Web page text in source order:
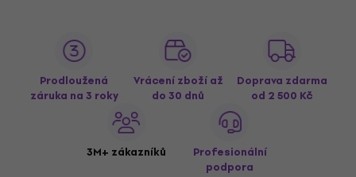
Prodloužená
záruka na 3 roky
Vrácení zboží až
do 30 dnů
Doprava zdarma
od 2 500 Kč
3M+ zákazníků
Profesionální
podpora